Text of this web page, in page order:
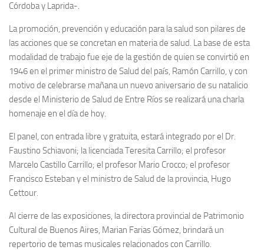
Córdoba y Laprida-.
La promoción, prevención y educación para la salud son pilares de
las acciones que se concretan en materia de salud. La base de esta
modalidad de trabajo fue eje de la gestión de quien se convirtió en
1946 en el primer ministro de Salud del país, Ramón Carrillo, y con
motivo de celebrarse mañana un nuevo aniversario de su natalicio
desde el Ministerio de Salud de Entre Ríos se realizará una charla
homenaje en el día de hoy.
El panel, con entrada libre y gratuita, estará integrado por el Dr.
Faustino Schiavoni; la licenciada Teresita Carrillo; el profesor
Marcelo Castillo Carrillo; el profesor Mario Crocco; el profesor
Francisco Esteban y el ministro de Salud de la provincia, Hugo
Cettour.
Al cierre de las exposiciones, la directora provincial de Patrimonio
Cultural de Buenos Aires, Marian Farias Gómez, brindará un
repertorio de temas musicales relacionados con Carrillo.